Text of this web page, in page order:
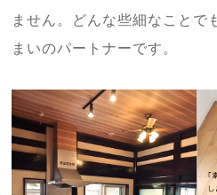
ません。どんな些細なことで
まいのパートナーです。